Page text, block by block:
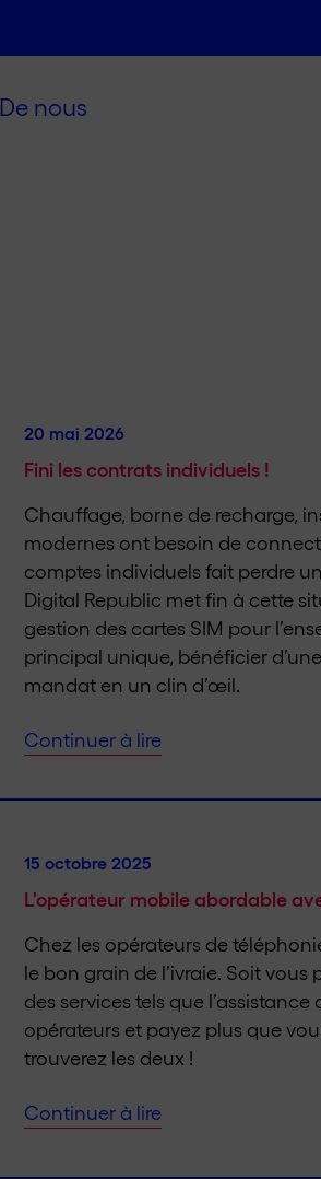
De nous
20 mai 2026
Fini les contrats individuels !
Chauffage, borne de recharge,
modernes ont besoin de
comptes individuels fait perdre
Digital Republic met fin à cette
gestion des cartes SIM pour
principal unique, bénéficier
mandat en un clin d’œil.
Continuer à lire
15 octobre 2025
L'opérateur mobile abordable
Chez les opérateurs de
le bon grain de l’ivraie. Soit
des services tels que
opérateurs et payez plus que
trouverez les deux !
Continuer à lire